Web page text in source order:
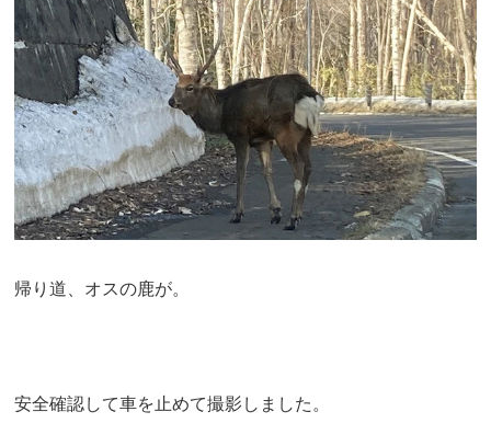
帰り道、オスの鹿が。
安全確認して車を止めて撮影しました。